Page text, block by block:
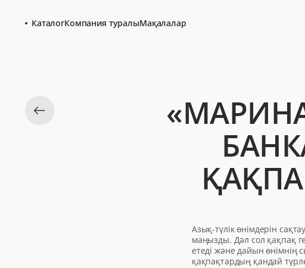
КаталогКомпания туралыМақалалар
Азық-түлік өнімдерін
маңызды. Дәл сол қақпақ
етеді және дайын өнімнің
қақпақтардың қандай